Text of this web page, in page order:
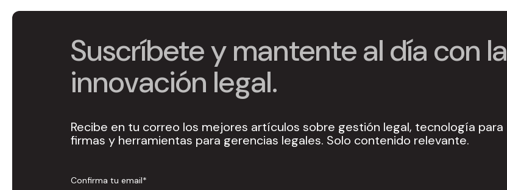
Suscríbete y mantente al día con la
innovación legal.
Recibe en tu correo los mejores artículos sobre gestión legal, tecnología para
firmas y herramientas para gerencias legales. Solo contenido relevante.
Confirma tu email*